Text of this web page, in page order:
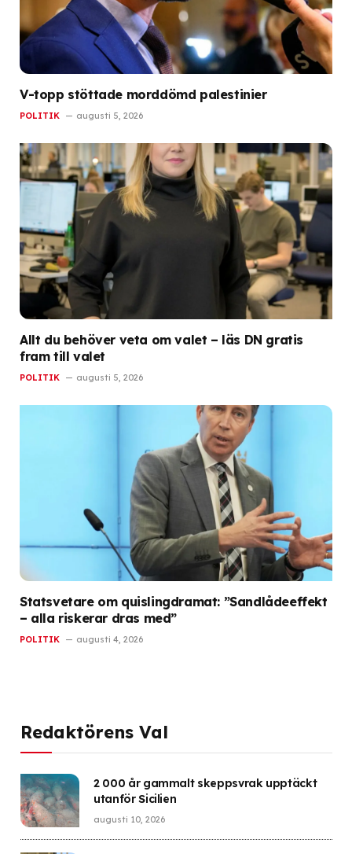
V-topp stöttade morddömd palestinier
POLITIK augusti 5, 2026
Allt du behöver veta om valet – läs DN gratis
fram till valet
POLITIK augusti 5, 2026
Statsvetare om quislingdramat: ”Sandlådeeffekt
– alla riskerar dras med”
POLITIK augusti 4, 2026
Redaktörens Val
2 000 år gammalt skeppsvrak upptäckt
utanför Sicilien
augusti 10, 2026